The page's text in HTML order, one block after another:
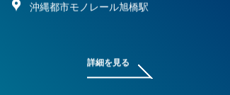
沖縄都市モノレール旭橋駅
詳細を見る